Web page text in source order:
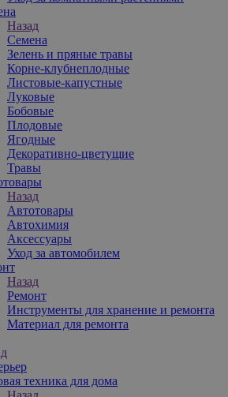
Назад
Семена
Зелень и пряные травы
Корне-клубнеплодные
Листовые-капустные
Луковые
Бобовые
Плодовые
Ягодные
Декоративно-цветущие
Травы
Назад
Автотовары
Автохимия
Аксессуары
Уход за автомобилем
Назад
Ремонт
Инструменты для хранение и ремонта
Материал для ремонта
техника для дома